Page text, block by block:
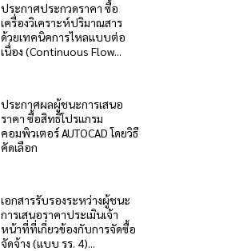
ประกาศประกวดราคา ซื้อ
เครื่องวิเคราะห์ปริมาณสาร
ด้วยเทคนิคการไหลแบบต่อ
เนื่อง (Continuous Flow...
ประกาศผลผู้ชนะการเสนอ
ราคา ซื้อสิทธิโปรแกรม
คอมพิวเตอร์ AUTOCAD โดยวิธี
คัดเลือก
เอกสารรับรองระหว่างผู้ชนะ
การเสนอราคาประเมินเจ้า
หน้าที่ที่เกี่ยวข้องกับการจัดซื้อ
จัดจ้าง (แบบ รร. 4)...